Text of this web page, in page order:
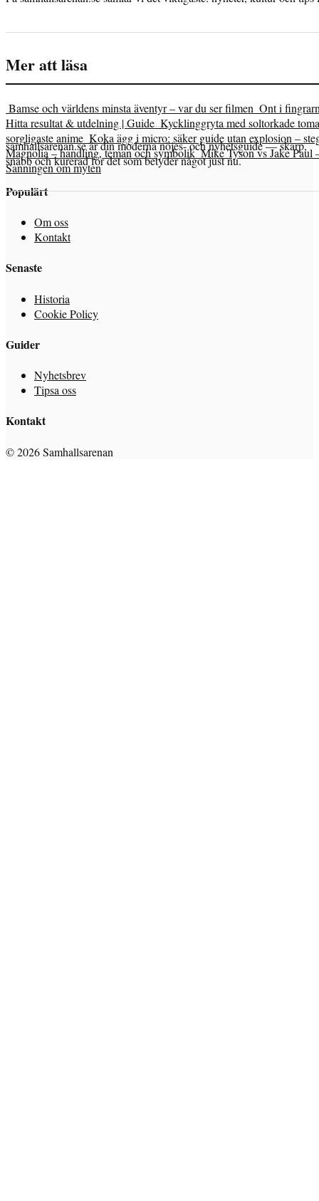
Mer att läsa
Bamse och världens minsta äventyr – var du ser filmen Ont i
Hitta resultat & utdelning | Guide Kycklinggryta med soltorkade
sorgligaste anime Koka ägg i micro: säker guide utan explosion –
Magnolia – handling, teman och symbolik Mike Tyson vs Jake Paul
Sanningen om myten
samhallsarenan.se är din moderna nöjes- och nyhetsguide — skarp,
snabb och kurerad för det som betyder något just nu.
Populärt
Om oss
Kontakt
Senaste
Historia
Cookie Policy
Guider
Nyhetsbrev
Tipsa oss
Kontakt
© 2026 Samhallsarenan